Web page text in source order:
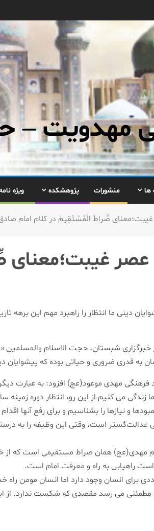
مهدویت –
ها منشورات پژوهشکده ویژه
صِّراطَ الْمُسْتَقِيمَ در كلام امام
عصر غیبت؛معنای
دینی ما انتظار را راهبرد مهم این
شبستان، حجت الاسلام والمسلمین
به قدری ضروری و حیاتی بوده كه پیشوایان
مهدی موعود(عج) افزود: به عبارت
زندگی می كنیم از این رو، انتظار دوره
و نیازها را بشناسیم و برای رفع آنها
عدالت‌گستر است، وقتی این وظیفه را به
مهدی(عج) همان صراط مستقیمی است كه از
راهیابی به راه و معرفت امام است.
برای انسان وجود دارد اما انسان مومن
می رسد مقصدی كه شكست ندارد. از